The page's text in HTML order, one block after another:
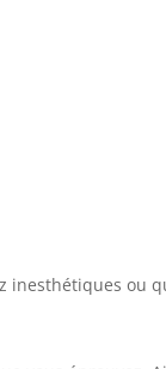
inesthétiques ou